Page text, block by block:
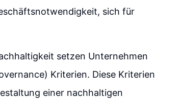
sich für
setzen Unternehmen
Kriterien. Diese Kriterien
einer nachhaltigen